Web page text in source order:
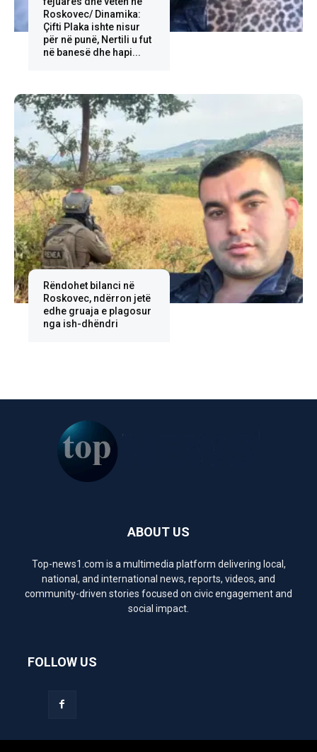
Roskovec/ Dinamika:
Çifti Plaka ishte nisur
për në punë, Nertili u fut
në banesë dhe hapi...
Rëndohet bilanci në
Roskovec, ndërron jetë
edhe gruaja e plagosur
nga ish-dhëndri
ABOUT US
Top-news1.com is a multimedia platform delivering local,
national, and international news, reports, videos, and
community-driven stories focused on civic engagement and
social impact.
FOLLOW US